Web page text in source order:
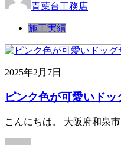
青葉台工務店
施工実績
2025年2月7日
ピンク色が可愛いド
こんにちは。 大阪府和泉